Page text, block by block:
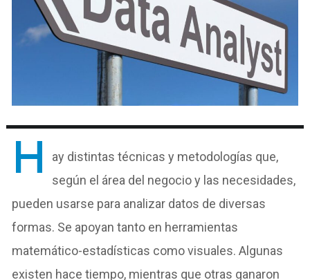
H
ay distintas técnicas y metodologías que,
según el área del negocio y las necesidades,
pueden usarse para analizar datos de diversas
formas. Se apoyan tanto en herramientas
matemático-estadísticas como visuales. Algunas
existen hace tiempo, mientras que otras ganaron